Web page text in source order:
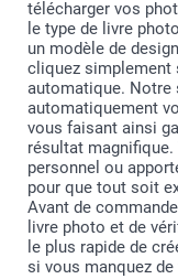
télécharger vos
le type de livre
un modèle de
cliquez simplement
automatique. Notre
automatiquement
vous faisant ainsi
résultat
personnel ou
pour que tout soit
Avant de
livre photo et de
le plus rapide de
si vous manquez de